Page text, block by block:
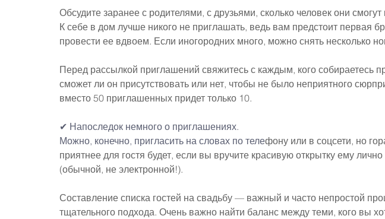
Обсудите заранее с родителями, с друзьями, сколько человек они смогут
К себе в дом лучше никого не приглашать, ведь вам предстоит первая
провести ее вдвоем. Если иногородних много, можно снять несколько
Перед рассылкой приглашений свяжитесь с каждым, кого собираетесь
сможет ли он присутствовать или нет, чтобы не было неприятного
вместо 50 приглашенных придет только 10.
✔ Напоследок немного о приглашениях.
Можно, конечно, пригласить на словах по телефону или в соцсети, но
приятнее для гостя будет, если вы вручите красивую открытку ему
(обычной, не электронной!).
Составление списка гостей на свадьбу — важный и часто непростой
тщательного подхода. Очень важно найти баланс между теми, кого вы